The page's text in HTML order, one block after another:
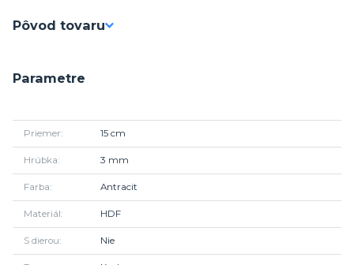
Pôvod tovaru
Parametre
Priemer 15 cm
Hrúbka 3 mm
Farba Antracit
Materiál HDF
S dierou Nie